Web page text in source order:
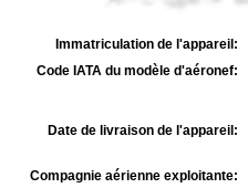
Immatriculation de l'appareil:
Code IATA du modèle d'aéronef:
Date de livraison de l'appareil:
Compagnie aérienne exploitante: